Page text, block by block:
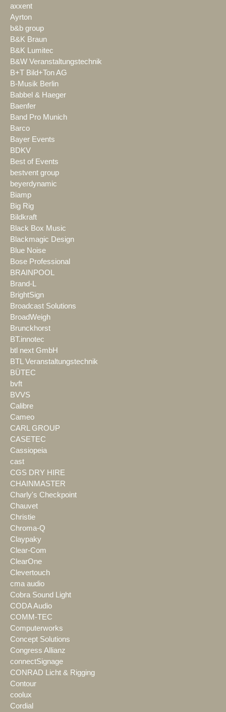
axxent
Ayrton
b&b group
B&K Braun
B&K Lumitec
B&W Veranstaltungstechnik
B+T Bild+Ton AG
B-Musik Berlin
Babbel & Haeger
Baenfer
Band Pro Munich
Barco
Bayer Events
BDKV
Best of Events
bestvent group
beyerdynamic
Biamp
Big Rig
Bildkraft
Black Box Music
Blackmagic Design
Blue Noise
Bose Professional
BRAINPOOL
Brand-L
BrightSign
Broadcast Solutions
BroadWeigh
Brunckhorst
BT.innotec
btl next GmbH
BTL Veranstaltungstechnik
BÜTEC
bvft
BVVS
Calibre
Cameo
CARL GROUP
CASETEC
Cassiopeia
cast
CGS DRY HIRE
CHAINMASTER
Charly's Checkpoint
Chauvet
Christie
Chroma-Q
Claypaky
Clear-Com
ClearOne
Clevertouch
cma audio
Cobra Sound Light
CODA Audio
COMM-TEC
Computerworks
Concept Solutions
Congress Allianz
connectSignage
CONRAD Licht & Rigging
Contour
coolux
Cordial